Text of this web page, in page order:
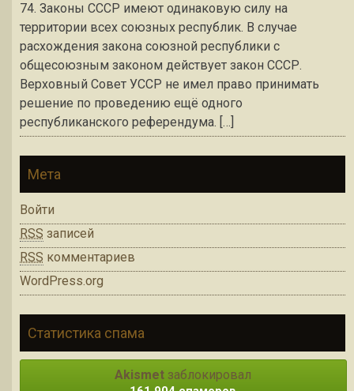
74. Законы СССР имеют одинаковую силу на
территории всех союзных республик. В случае
расхождения закона союзной республики с
общесоюзным законом действует закон СССР.
Верховный Совет УССР не имел право принимать
решение по проведению ещё одного
республиканского референдума. […]
Мета
Войти
RSS записей
RSS комментариев
WordPress.org
Статистика спама
Akismet заблокировал